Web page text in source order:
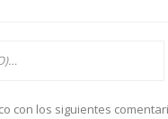
con los siguientes